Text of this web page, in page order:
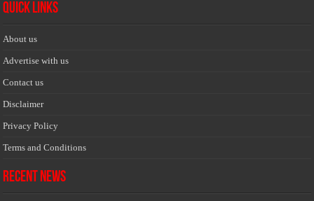
Quick Links
About us
Advertise with us
Contact us
Disclaimer
Privacy Policy
Terms and Conditions
Recent News